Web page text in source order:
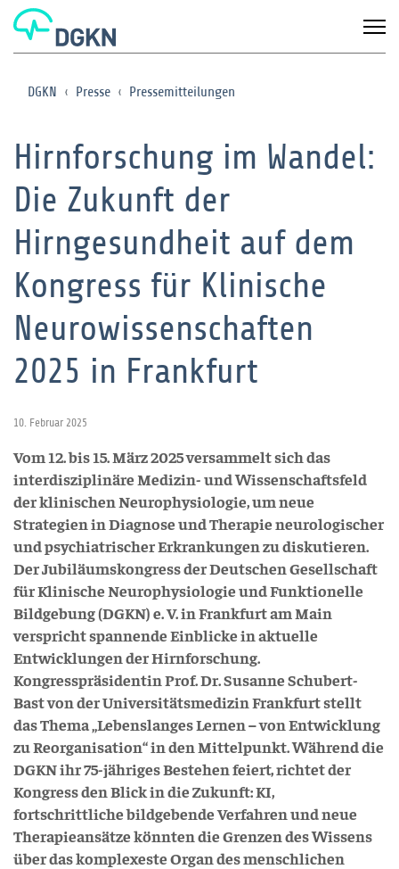
DGKN Presse Pressemitteilungen
Hirnforschung im Wandel:
Die Zukunft der
Hirngesundheit auf dem
Kongress für Klinische
Neurowissenschaften
2025 in Frankfurt
10. Februar 2025
Vom 12. bis 15. März 2025 versammelt sich das
interdisziplinäre Medizin- und Wissenschaftsfeld
der klinischen Neurophysiologie, um neue
Strategien in Diagnose und Therapie neurologischer
und psychiatrischer Erkrankungen zu diskutieren.
Der Jubiläumskongress der Deutschen Gesellschaft
für Klinische Neurophysiologie und Funktionelle
Bildgebung (DGKN) e. V. in Frankfurt am Main
verspricht spannende Einblicke in aktuelle
Entwicklungen der Hirnforschung.
Kongresspräsidentin Prof. Dr. Susanne Schubert-
Bast von der Universitätsmedizin Frankfurt stellt
das Thema „Lebenslanges Lernen – von Entwicklung
zu Reorganisation“ in den Mittelpunkt. Während die
DGKN ihr 75-jähriges Bestehen feiert, richtet der
Kongress den Blick in die Zukunft: KI,
fortschrittliche bildgebende Verfahren und neue
Therapieansätze könnten die Grenzen des Wissens
über das komplexeste Organ des menschlichen